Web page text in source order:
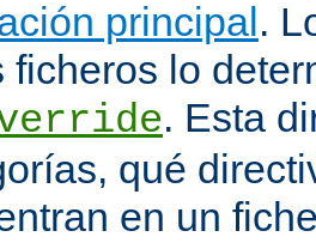
principal.
ficheros lo
. Esta
qué
en un